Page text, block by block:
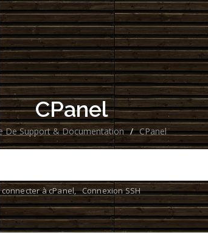
CPanel
De Support & Documentation / CPanel
connecter à cPanel, Connexion SSH